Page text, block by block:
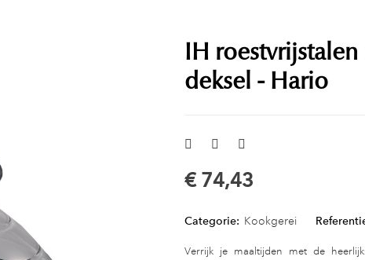
IH
deksel - Hario
€ 74,43
Categorie: Kookgerei
Verrijk je maaltijden met de